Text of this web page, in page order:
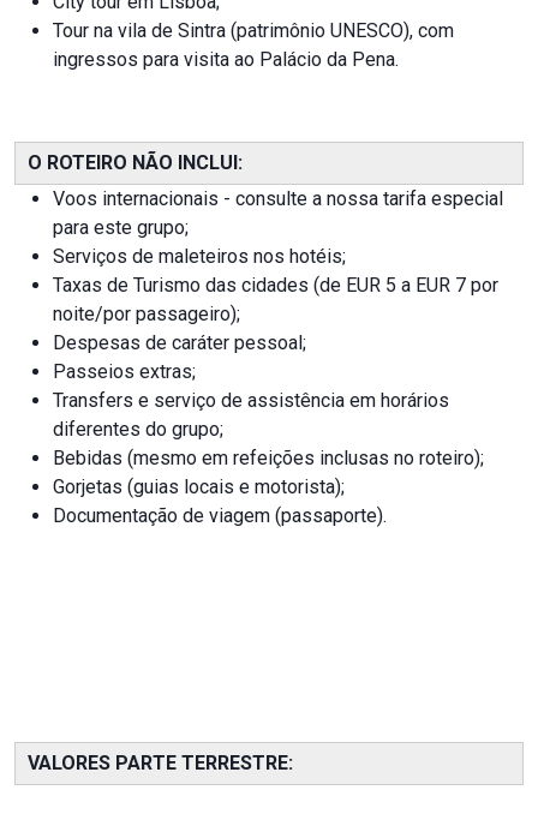
Tour na vila de Sintra (patrimônio UNESCO), com
ingressos para visita ao Palácio da Pena.
O ROTEIRO NÃO INCLUI:
Voos internacionais - consulte a nossa tarifa especial
para este grupo;
Serviços de maleteiros nos hotéis;
Taxas de Turismo das cidades (de EUR 5 a EUR 7 por
noite/por passageiro);
Despesas de caráter pessoal;
Passeios extras;
Transfers e serviço de assistência em horários
diferentes do grupo;
Bebidas (mesmo em refeições inclusas no roteiro);
Gorjetas (guias locais e motorista);
Documentação de viagem (passaporte).
VALORES PARTE TERRESTRE: